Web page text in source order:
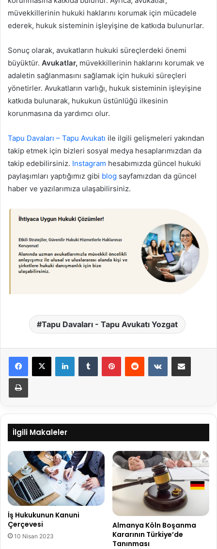
müvekkillerinin hukuki haklarını korumak için mücadele
ederek, hukuk sisteminin işleyişine de katkıda bulunurlar.
Sonuç olarak, avukatların hukuki süreçlerdeki önemi
büyüktür. Avukatlar, müvekkillerinin haklarını korumak ve
adaletin sağlanmasını sağlamak için hukuki süreçleri
yönetirler. Avukatların varlığı, hukuk sisteminin işleyişine
katkıda bulunarak, hukukun üstünlüğü ilkesinin
korunmasına da yardımcı olur.
Tapu Davaları – Tapu Avukatı ile ilgili gelişmeleri yakından
takip etmek için bizleri sosyal medya hesaplarımızdan da
takip edebilirsiniz. Instagram hesabımızda güncel hukuki
paylaşımları yaptığımız gibi blog sayfamızdan da güncel
haber ve yazılarımıza ulaşabilirsiniz.
Tapu Davaları - Tapu Avukatı Yozgat
LinkedInTumblr PinterestReddit VKontakteE-Posta ile paylaş
Yazdır
İlgili Makaleler
İş Hukukunun Kanuni
Çerçevesi
10 Nisan 2023
Almanya Köln Boşanma
Kararının Türkiye’de
Tanınması